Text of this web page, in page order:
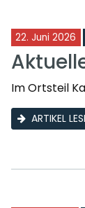
22. Juni 2026
Im Ortsteil
ARTIKEL